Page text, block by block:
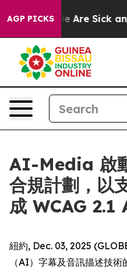
AGP PICKS
“People Are Sick and
AI-Media 啟
合規計劃，以
成 WCAG 2.1
紐約, Dec. 03, 2025
（AI）字幕及音訊描述技